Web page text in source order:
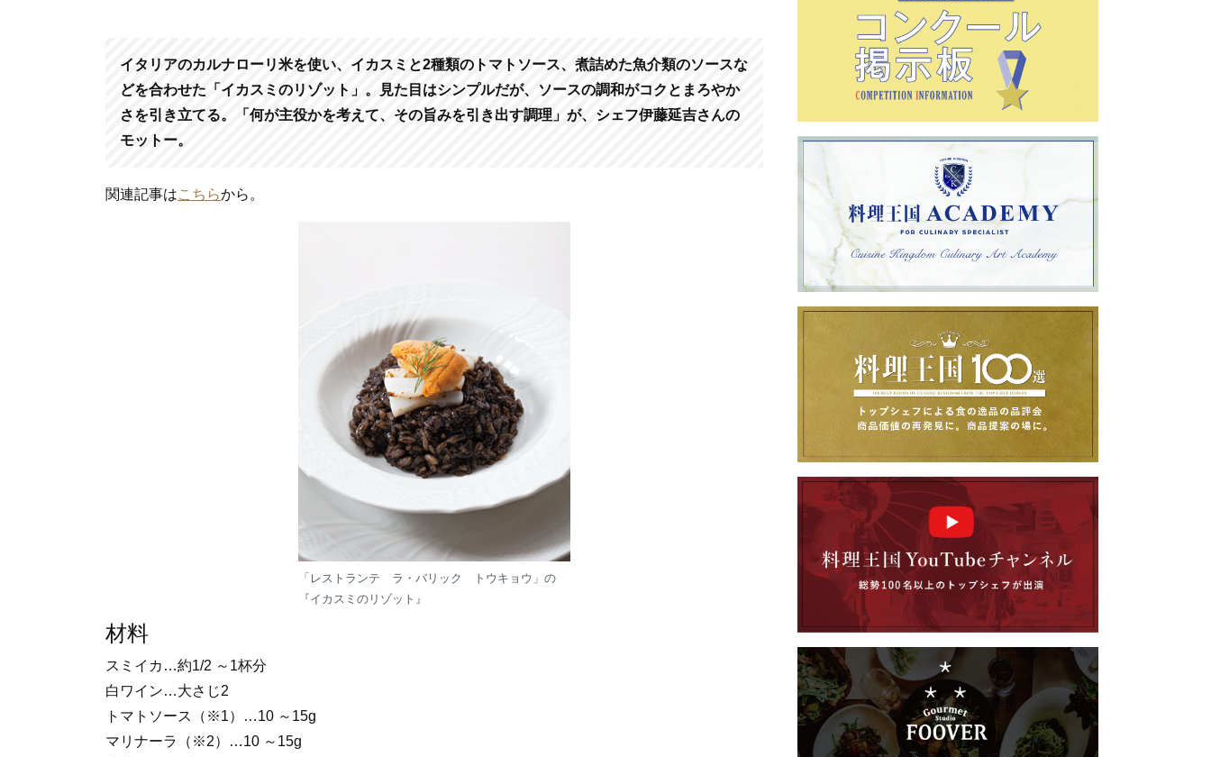
イタリアのカルナローリ米を使い、イカスミと2種類のトマトソース、煮詰めた魚介類のソースな
どを合わせた「イカスミのリゾット」。見た目はシンプルだが、ソースの調和がコクとまろやか
さを引き立てる。「何が主役かを考えて、その旨みを引き出す調理」が、シェフ伊藤延吉さんの
モットー。
関連記事はこちらから。
「レストランテ ラ・バリック トウキョウ」の
『イカスミのリゾット』
材料
スミイカ…約1/2 ～1杯分
白ワイン…大さじ2
トマトソース（※1）…10 ～15g
マリナーラ（※2）…10 ～15g